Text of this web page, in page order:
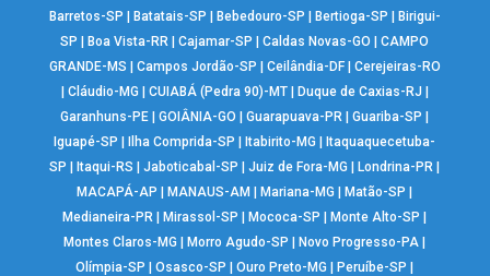
Barretos-SP | Batatais-SP | Bebedouro-SP | Bertioga-SP | Birigui-
SP |Boa Vista-RR |Cajamar-SP |Caldas Novas-GO |CAMPO
GRANDE-MS | Campos Jordão-SP | Ceilândia-DF| Cerejeiras-RO
| Cláudio-MG | CUIABÁ (Pedra 90)-MT| Duque de Caxias-RJ |
Garanhuns-PE |GOIÂNIA-GO |Guarapuava-PR |Guariba-SP |
Iguapé-SP |Ilha Comprida-SP |Itabirito-MG |Itaquaquecetuba-
SP |Itaqui-RS |Jaboticabal-SP |Juiz de Fora-MG |Londrina-PR |
MACAPÁ-AP |MANAUS-AM |Mariana-MG |Matão-SP |
Medianeira-PR |Mirassol-SP |Mococa-SP |Monte Alto-SP |
Montes Claros-MG |Morro Agudo-SP |Novo Progresso-PA |
Olímpia-SP |Osasco-SP |Ouro Preto-MG |Peruíbe-SP |